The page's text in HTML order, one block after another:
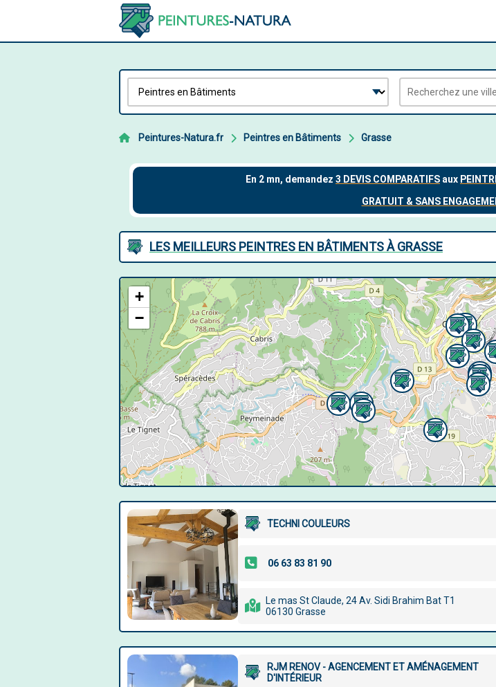
Peintures-Natura.fr Peintres en Bâtiments Grasse
LES MEILLEURS PEINTRES EN BÂTIMENTS À GRASSE
+
−
TECHNI COULEURS
Le mas St Claude, 24 Av. Sidi Brahim Bat T1
06130 Grasse
RJM RENOV - AGENCEMENT ET AMÉNAGEMENT
D'INTÉRIEUR